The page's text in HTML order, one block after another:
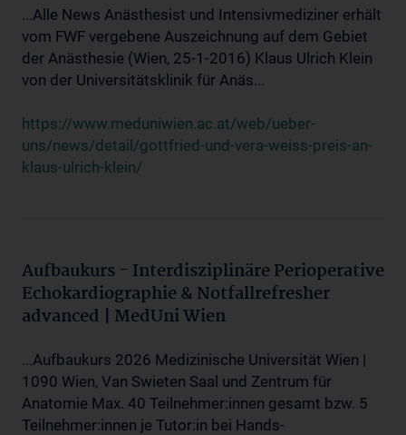
...Alle News Anästhesist und Intensivmediziner erhält
vom FWF vergebene Auszeichnung auf dem Gebiet
der Anästhesie (Wien, 25-1-2016) Klaus Ulrich Klein
von der Universitätsklinik für Anäs...
https://www.meduniwien.ac.at/web/ueber-
uns/news/detail/gottfried-und-vera-weiss-preis-an-
klaus-ulrich-klein/
Aufbaukurs - Interdisziplinäre Perioperative
Echokardiographie & Notfallrefresher
advanced | MedUni Wien
...Aufbaukurs 2026 Medizinische Universität Wien |
1090 Wien, Van Swieten Saal und Zentrum für
Anatomie Max. 40 Teilnehmer:innen gesamt bzw. 5
Teilnehmer:innen je Tutor:in bei Hands-